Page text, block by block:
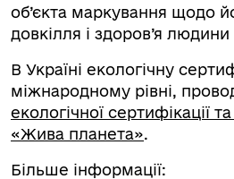
об’єкта маркування щодо
довкілля і здоров’я людини
В Україні екологічну
міжнародному рівні,
екологічної сертифікації
«Жива планета».
Більше інформації: